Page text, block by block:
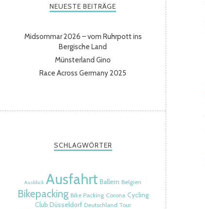
NEUESTE BEITRÄGE
Midsommar 2026 – vom Ruhrpott ins
Bergische Land
Münsterland Gino
Race Across Germany 2025
SCHLAGWÖRTER
Ausblick Ausfahrt Ballern Belgien
Bikepacking Bike Packing Corona Cycling
Club Düsseldorf Deutschland Tour